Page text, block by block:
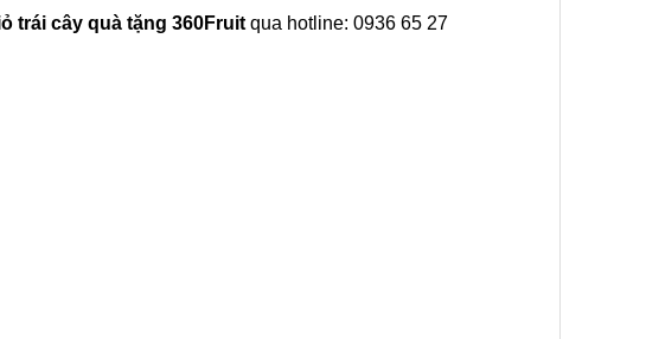
trái cây quà tặng 360Fruit qua hotline: 0936 65 27